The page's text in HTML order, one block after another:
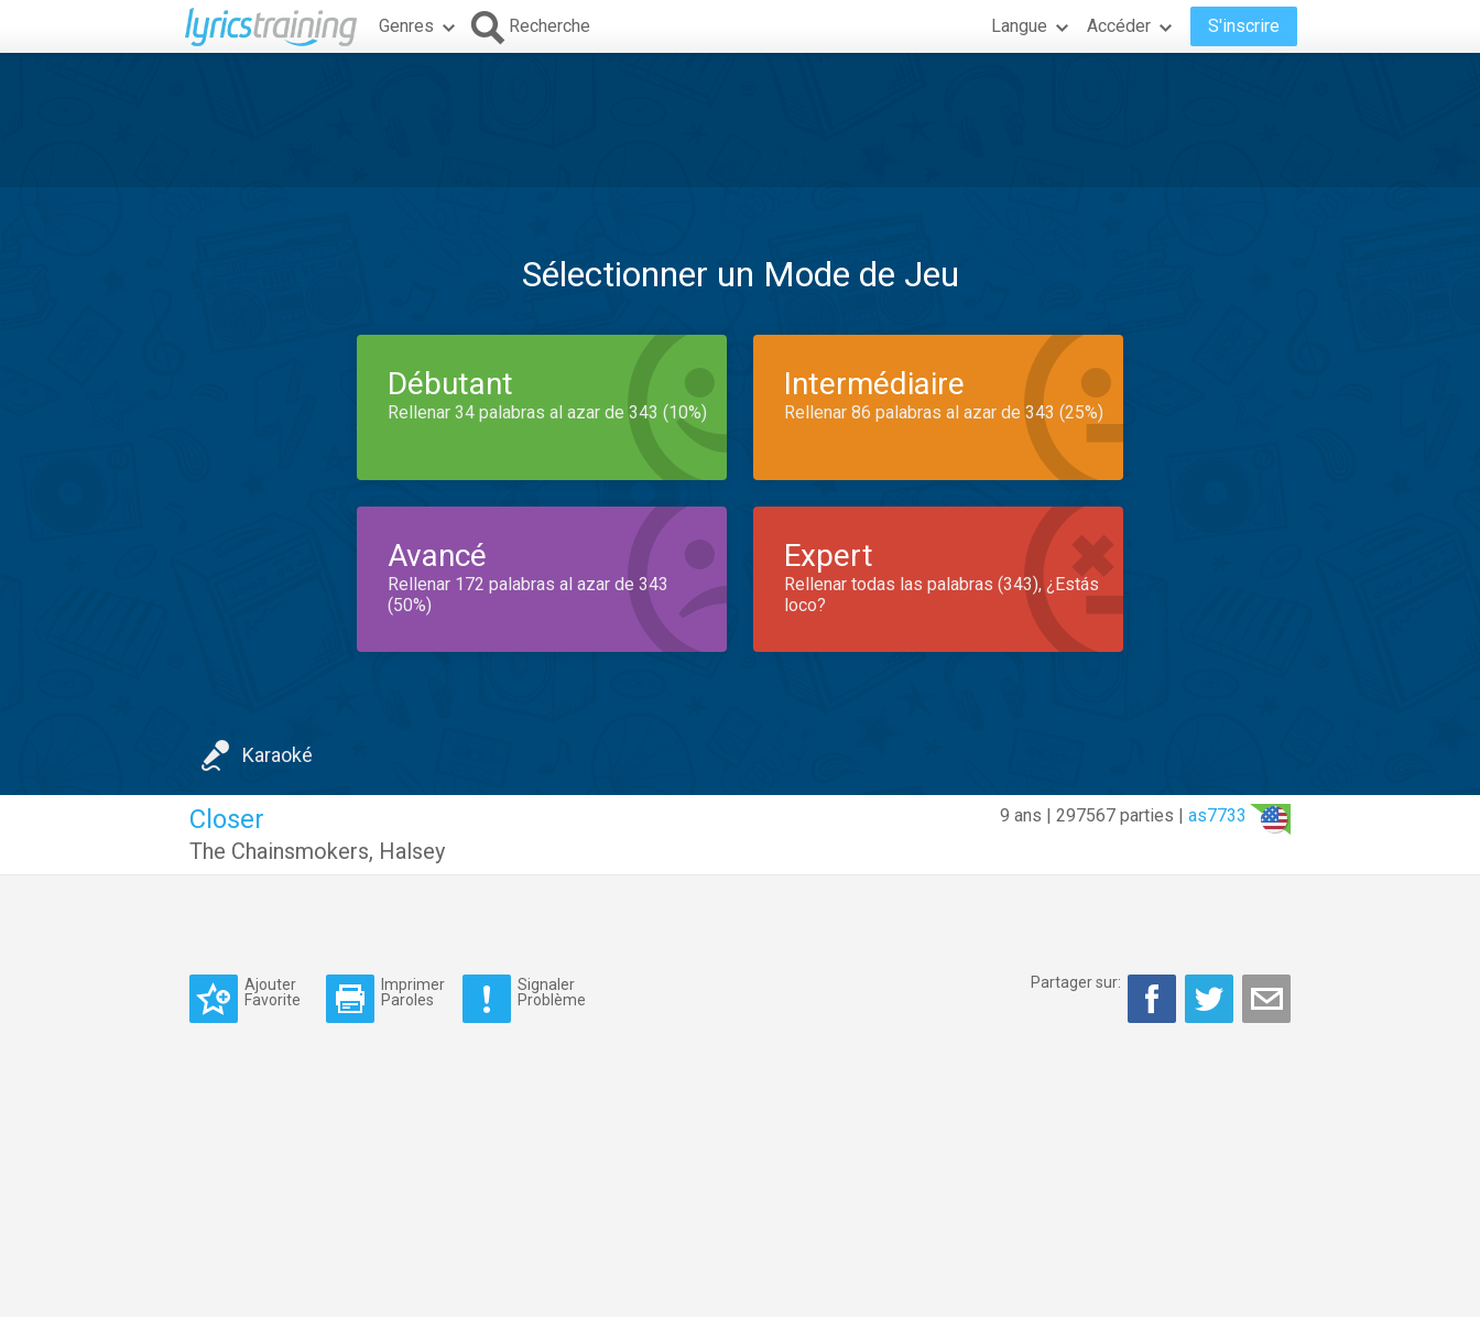
Genres Recherche Langue Accéder S'inscrire
Sélectionner un Mode de Jeu
Débutant
Rellenar 34 palabras al azar de 343 (10%)
Intermédiaire
Rellenar 86 palabras al azar de 343 (25%)
Avancé
Rellenar 172 palabras al azar de 343
(50%)
Expert
Rellenar todas las palabras (343), ¿Estás
loco?
Karaoké
9 ans | 297567 parties | as7733
Closer
The Chainsmokers, Halsey
Ajouter
Favorite
Imprimer
Paroles
Signaler
Problème
Partager sur: